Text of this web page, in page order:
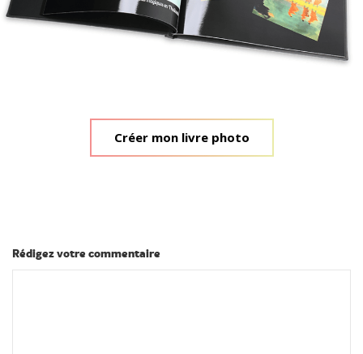
Créer mon livre photo
Rédigez votre commentaire